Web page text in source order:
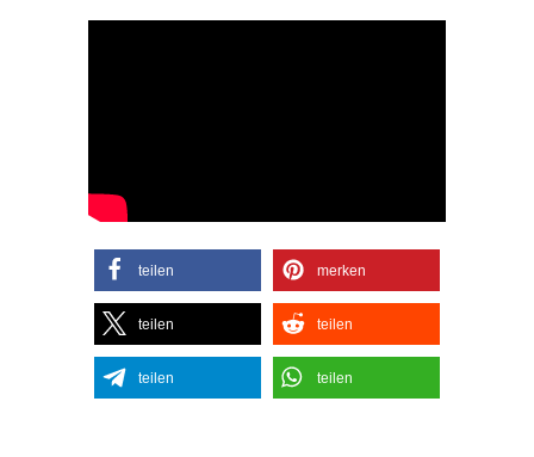
teilen merken
teilen teilen
teilen teilen